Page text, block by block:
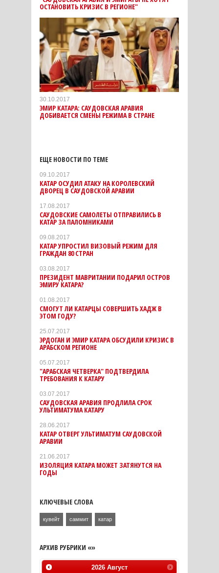
ОСТАНОВИТЬ КРИЗИС В РЕГИОНЕ"
30.10.2017
ЭМИР КАТАРА: САУДОВСКАЯ АРАВИЯ
ДОБИВАЕТСЯ СМЕНЫ РЕЖИМА В СТРАНЕ
ЕЩЕ НОВОСТИ ПО ТЕМЕ
09.10.2017
КАТАР ОСУДИЛ АТАКУ НА КОРОЛЕВСКИЙ
ДВОРЕЦ В САУДОВСКОЙ АРАВИИ
17.08.2017
САУДОВСКИЕ САМОЛЕТЫ ОТПРАВИЛИСЬ В
КАТАР ЗА ПАЛОМНИКАМИ
09.08.2017
КАТАР УПРОСТИЛ ВИЗОВЫЙ РЕЖИМ ДЛЯ
ГРАЖДАН 80 СТРАН
03.08.2017
ПРЕЗИДЕНТ МАВРИТАНИИ ПОДАРИЛ ОСТРОВ
ЭМИРУ КАТАРА?
01.08.2017
СМОГУТ ЛИ КАТАРЦЫ СОВЕРШИТЬ ХАДЖ В
ЭТОМ ГОДУ?
25.07.2017
ЭРДОГАН И ЭМИР КАТАРА ОБСУДИЛИ КРИЗИС В
АРАБСКОМ РЕГИОНЕ
05.07.2017
"АРАБСКАЯ ЧЕТВЕРКА" ПОДТВЕРДИЛА
ТРЕБОВАНИЯ К КАТАРУ
03.07.2017
САУДОВСКАЯ АРАВИЯ ПРОДЛИЛА СРОК
УЛЬТИМАТУМА КАТАРУ
28.06.2017
КАТАР ОТВЕРГ УЛЬТИМАТУМ САУДОВСКОЙ
АРАВИИ
21.06.2017
ИЗОЛЯЦИЯ КАТАРА МОЖЕТ ЗАТЯНУТСЯ НА
ГОДЫ
КЛЮЧЕВЫЕ СЛОВА
кувейт саммит катар
АРХИВ РУБРИКИ «»
2026 Август